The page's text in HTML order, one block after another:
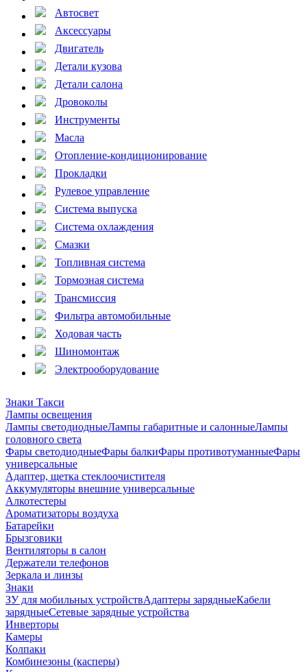
Автосвет
Аксессуары
Двигатель
Детали кузова
Детали салона
Дровоколы
Инструменты
Масла
Отопление-кондиционирование
Прокладки
Рулевое управление
Система выпуска
Система охлаждения
Смазки
Топливная система
Тормозная система
Трансмиссия
Фильтра автомобильные
Ходовая часть
Шиномонтаж
Электрооборудование
Знаки Такси
Лампы освещения
Лампы светодиодныеЛампы габаритные и салонныеЛампы
головного света
Фары светодиодныеФары балкиФары противотуманныеФары
универсальные
Адаптер, щетка стеклоочистителя
Аккумуляторы внешние универсальные
Алкотестеры
Ароматизаторы воздуха
Батарейки
Брызговики
Вентиляторы в салон
Держатели телефонов
Зеркала и линзы
Знаки
ЗУ для мобильных устройствАдаптеры зарядныеКабели
зарядныеСетевые зарядные устройства
Инверторы
Камеры
Колпаки
Комбинезоны (касперы)